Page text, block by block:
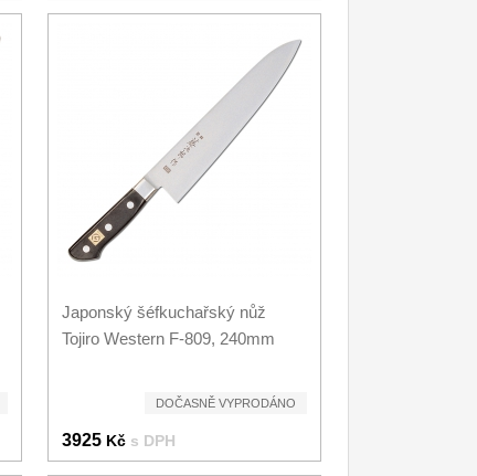
Japonský šéfkuchařský nůž
Tojiro Western F-809, 240mm
DOČASNĚ VYPRODÁNO
3925 Kč s DPH